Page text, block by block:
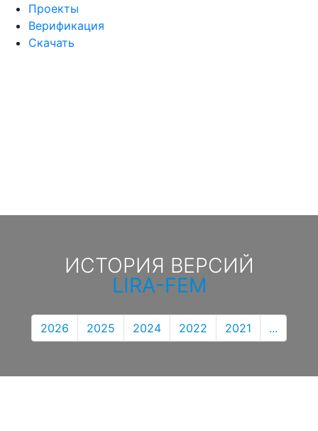
Проекты
Верификация
Скачать
ИСТОРИЯ ВЕРСИЙ
LIRA-FEM
2026 2025 2024 2022 2021 ...